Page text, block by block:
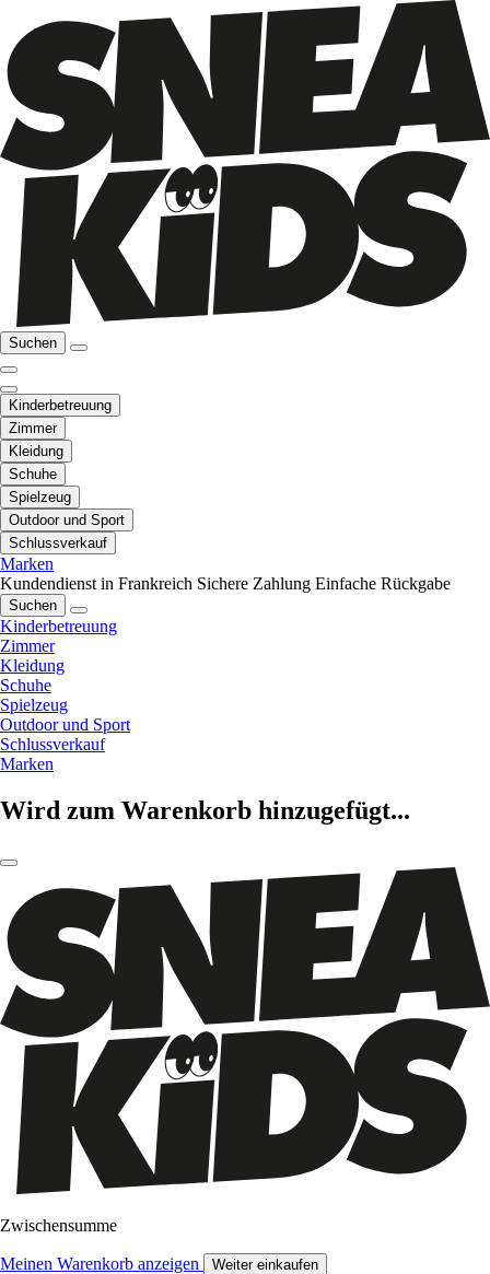
Suchen
Kinderbetreuung
Zimmer
Kleidung
Schuhe
Spielzeug
Outdoor und Sport
Schlussverkauf
Marken
Kundendienst in Frankreich Sichere Zahlung Einfache Rückgabe
Suchen
Kinderbetreuung
Zimmer
Kleidung
Schuhe
Spielzeug
Outdoor und Sport
Schlussverkauf
Marken
Wird zum Warenkorb hinzugefügt...
Zwischensumme
Meinen Warenkorb anzeigen Weiter einkaufen